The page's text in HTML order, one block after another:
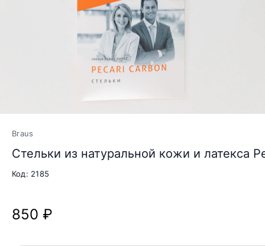
Braus
Стельки из натуральной кожи и латекса
Код: 2185
850 ₽